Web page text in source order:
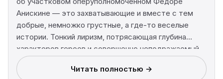
Анискине — это захватывающие и вместе с тем
добрые, немножко грустные, а где-то веселые
истории. Тонкий лиризм, потрясающая глубина
характеров героев и совершенно неподражаемый
колоритный язык повествования заставляют читать
и перечитывать книгу снова и снова. А образ
Читать полностью →